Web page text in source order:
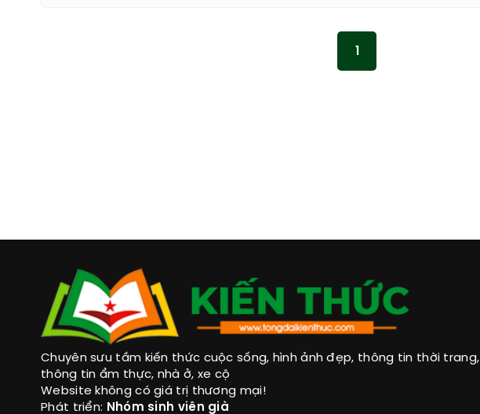
Chuyên sưu tầm kiến thức cuộc sống, hình ảnh đẹp, thông tin thời trang,
thông tin ẩm thực, nhà ở, xe cộ
Website không có giá trị thương mại!
Phát triển: Nhóm sinh viên già